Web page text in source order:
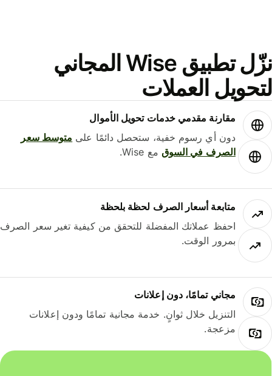
نزّل تطبيق Wise المجاني
العملات
مقارنة مقدمي خدمات تحويل الأموال
دون أي رسوم خفية، ستحصل دائمًا علىمتوسط ​​سعر
الصرف في السوقمع Wise.
متابعة أسعار الصرف لحظة بلحظة
احفظ عملاتك المفضلة للتحقق من كيفية تغير سعر الصرف
بمرور الوقت.
مجاني تمامًا، دون إعلانات
التنزيل خلال ثوانٍ. خدمة مجانية تمامًا ودون إعلانات
مزعجة.